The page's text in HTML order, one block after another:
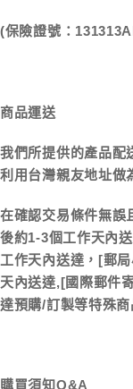
(保險證號：
商品運送
我們所提供的產品配
利用台灣親友地址做
在確認交易條件無誤
後約1-3個工作天內
工作天內送達，[郵
天內送達,[國際郵件
達預購/訂製等特殊
購買須知Q&A